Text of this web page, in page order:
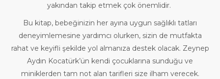
yakından takip etmek çok önemlidir.
Bu kitap, bebeğinizin her ayına uygun sağlıklı tatları
deneyimlemesine yardımcı olurken, sizin de mutfakta
rahat ve keyifli şekilde yol almanıza destek olacak. Zeynep
Aydın Kocatürk’ün kendi çocuklarına sunduğu ve
miniklerden tam not alan tarifleri size ilham verecek.